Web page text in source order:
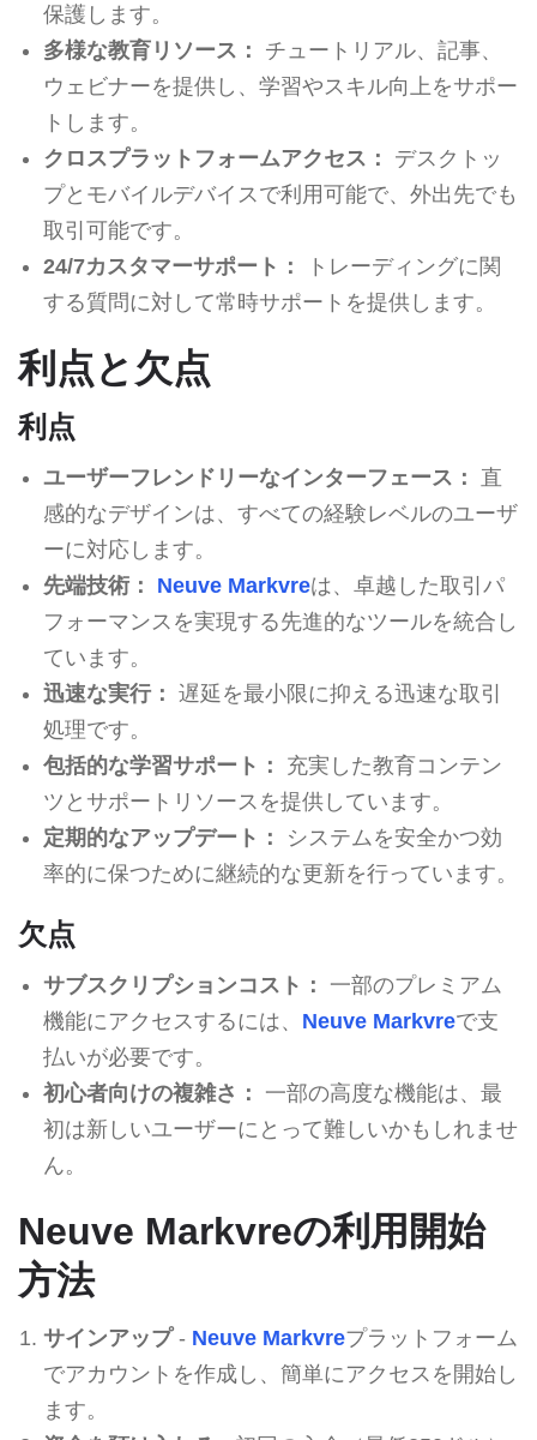
保護します。
多様な教育リソース：
チュートリアル、記事、
ウェビナーを提供し、学習やスキル向上をサポー
トします。
クロスプラットフォームアクセス：
デスクトッ
プとモバイルデバイスで利用可能で、外出先でも
取引可能です。
24/7カスタマーサポート：
トレーディングに関
する質問に対して常時サポートを提供します。
利点と欠点
利点
ユーザーフレンドリーなインターフェース：
直
感的なデザインは、すべての経験レベルのユーザ
ーに対応します。
先端技術：
Neuve Markvreは、卓越した取引パ
フォーマンスを実現する先進的なツールを統合し
ています。
迅速な実行： 遅延を最小限に抑える迅速な取引
処理です。
包括的な学習サポート：
充実した教育コンテン
ツとサポートリソースを提供しています。
定期的なアップデート：
システムを安全かつ効
率的に保つために継続的な更新を行っています。
欠点
サブスクリプションコスト：
一部のプレミアム
機能にアクセスするには、 Neuve Markvreで支
払いが必要です。
初心者向けの複雑さ：
一部の高度な機能は、最
初は新しいユーザーにとって難しいかもしれませ
ん。
Neuve Markvreの利用開始
方法
サインアップ- Neuve Markvreプラットフォーム
でアカウントを作成し、簡単にアクセスを開始し
ます。